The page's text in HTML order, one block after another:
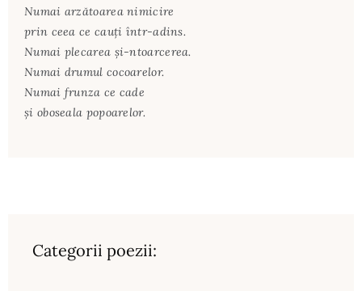
Numai arzătoarea nimicire
prin ceea ce cauți într-adins.
Numai plecarea și-ntoarcerea.
Numai drumul cocoarelor.
Numai frunza ce cade
și oboseala popoarelor.
Categorii poezii: